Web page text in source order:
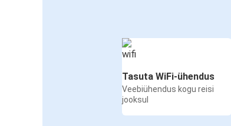
Tasuta WiFi-ühendus
Veebiühendus kogu reisi
jooksul